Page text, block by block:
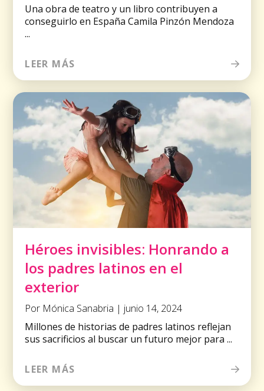
Una obra de teatro y un libro contribuyen a
conseguirlo en España Camila Pinzón Mendoza
...
LEER MÁS
Héroes invisibles: Honrando a
los padres latinos en el
exterior
Por Mónica Sanabria | junio 14, 2024
Millones de historias de padres latinos reflejan
sus sacrificios al buscar un futuro mejor para ...
LEER MÁS